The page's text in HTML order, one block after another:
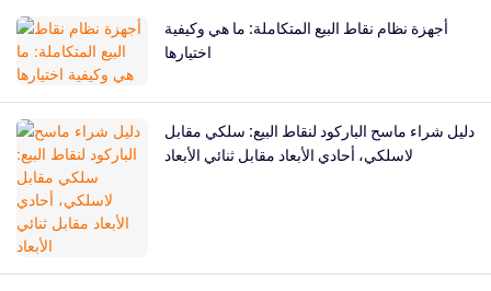
أجهزة نظام نقاط البيع المتكاملة: ما هي وكيفية
اختيارها
دليل شراء ماسح الباركود لنقاط البيع: سلكي مقابل
لاسلكي، أحادي الأبعاد مقابل ثنائي الأبعاد